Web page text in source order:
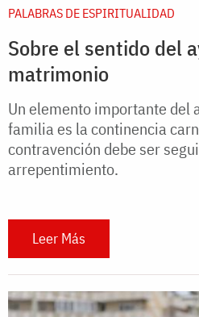
PALABRAS DE ESPIRITUALIDAD
Sobre el sentido del
matrimonio
Un elemento importante del
familia es la continencia
contravención debe ser
arrepentimiento.
Leer Más